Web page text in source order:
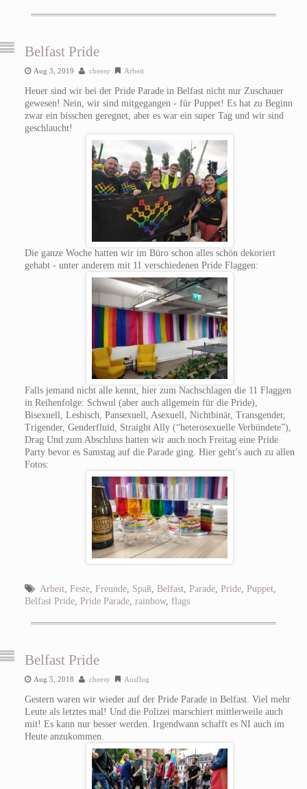
Belfast Pride
Aug 3, 2019 cheesy Arbeit
Heuer sind wir bei der Pride Parade in Belfast nicht nur Zuschauer
gewesen! Nein, wir sind mitgegangen - für Puppet! Es hat zu Beginn
zwar ein bisschen geregnet, aber es war ein super Tag und wir sind
geschlaucht!
Die ganze Woche hatten wir im Büro schon alles schön dekoriert
gehabt - unter anderem mit 11 verschiedenen Pride Flaggen:
Falls jemand nicht alle kennt, hier zum Nachschlagen die 11 Flaggen
in Reihenfolge: Schwul (aber auch allgemein für die Pride),
Bisexuell, Lesbisch, Pansexuell, Asexuell, Nichtbinär, Transgender,
Trigender, Genderfluid, Straight Ally (“heterosexuelle Verbündete”),
Drag Und zum Abschluss hatten wir auch noch Freitag eine Pride
Party bevor es Samstag auf die Parade ging. Hier geht’s auch zu allen
Fotos:
Arbeit, Feste, Freunde, Spaß, Belfast, Parade, Pride, Puppet,
Belfast Pride, Pride Parade, rainbow, flags
Belfast Pride
Aug 5, 2018 cheesy Ausflug
Gestern waren wir wieder auf der Pride Parade in Belfast. Viel mehr
Leute als letztes mal! Und die Polizei marschiert mittlerweile auch
mit! Es kann nur besser werden. Irgendwann schafft es NI auch im
Heute anzukommen.